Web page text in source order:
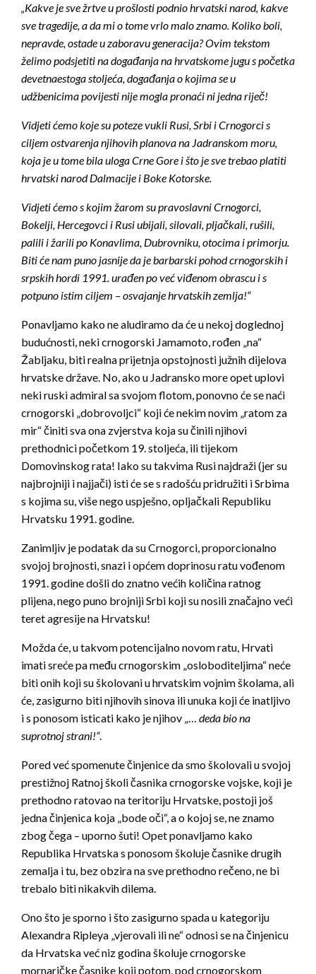
„Kakve je sve žrtve u prošlosti podnio hrvatski narod, kakve
sve tragedije, a da mi o tome vrlo malo znamo. Koliko boli,
nepravde, ostade u zaboravu generacija? Ovim tekstom
želimo podsjetiti na događanja na hrvatskome jugu s početka
devetnaestoga stoljeća, događanja o kojima se u
udžbenicima povijesti nije mogla pronaći ni jedna riječ!
Vidjeti ćemo koje su poteze vukli Rusi, Srbi i Crnogorci s
ciljem ostvarenja njihovih planova na Jadranskom moru,
koja je u tome bila uloga Crne Gore i što je sve trebao platiti
hrvatski narod Dalmacije i Boke Kotorske.
Vidjeti ćemo s kojim žarom su pravoslavni Crnogorci,
Bokelji, Hercegovci i Rusi ubijali, silovali, pljačkali, rušili,
palili i žarili po Konavlima, Dubrovniku, otocima i primorju.
Biti će nam puno jasnije da je barbarski pohod crnogorskih i
srpskih hordi 1991. urađen po već viđenom obrascu i s
potpuno istim ciljem – osvajanje hrvatskih zemlja!“
Ponavljamo kako ne aludiramo da će u nekoj doglednoj
budućnosti, neki crnogorski Jamamoto, rođen „na“
Žabljaku, biti realna prijetnja opstojnosti južnih dijelova
hrvatske države. No, ako u Jadransko more opet uplovi
neki ruski admiral sa svojom flotom, ponovno će se naći
crnogorski „dobrovoljci“ koji će nekim novim „ratom za
mir“ činiti sva ona zvjerstva koja su činili njihovi
prethodnici početkom 19. stoljeća, ili tijekom
Domovinskog rata! Iako su takvima Rusi najdraži (jer su
najbrojniji i najjači) isti će se s radošću pridružiti i Srbima
s kojima su, više nego uspješno, opljačkali Republiku
Hrvatsku 1991. godine.
Zanimljiv je podatak da su Crnogorci, proporcionalno
svojoj brojnosti, snazi i općem doprinosu ratu vođenom
1991. godine došli do znatno većih količina ratnog
plijena, nego puno brojniji Srbi koji su nosili značajno veći
teret agresije na Hrvatsku!
Možda će, u takvom potencijalno novom ratu, Hrvati
imati sreće pa među crnogorskim „osloboditeljima“ neće
biti onih koji su školovani u hrvatskim vojnim školama, ali
će, zasigurno biti njihovih sinova ili unuka koji će inatljivo
i s ponosom isticati kako je njihov „… deda bio na
suprotnoj strani!“.
Pored već spomenute činjenice da smo školovali u svojoj
prestižnoj Ratnoj školi časnika crnogorske vojske, koji je
prethodno ratovao na teritoriju Hrvatske, postoji još
jedna činjenica koja „bode oči“, a o kojoj se, ne znamo
zbog čega – uporno šuti! Opet ponavljamo kako
Republika Hrvatska s ponosom školuje časnike drugih
zemalja i tu, bez obzira na sve prethodno rečeno, ne bi
trebalo biti nikakvih dilema.
Ono što je sporno i što zasigurno spada u kategoriju
Alexandra Ripleya „vjerovali ili ne“ odnosi se na činjenicu
da Hrvatska već niz godina školuje crnogorske
mornaričke časnike koji potom, pod crnogorskom